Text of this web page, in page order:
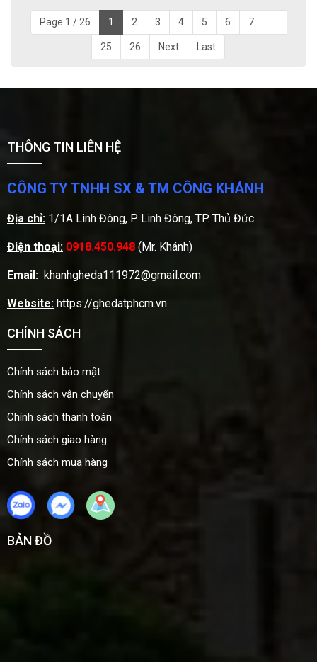
Page 1 / 26 1 2 3 4 5 6 7 ...
25 26 Next Last
THÔNG TIN LIÊN HỆ
CÔNG TY TNHH SX & TM CÔNG KHÁNH
Địa chỉ: 1/1A Linh Đông, P. Linh Đông, TP. Thủ Đức
Điện thoại: 0918.450.948 (Mr. Khánh)
Email: khanhgheda111972@gmail.com
Website: https://ghedatphcm.vn
CHÍNH SÁCH
Chính sách bảo mật
Chính sách vận chuyển
Chính sách thanh toán
Chính sách giao hàng
Chính sách mua hàng
BẢN ĐỒ